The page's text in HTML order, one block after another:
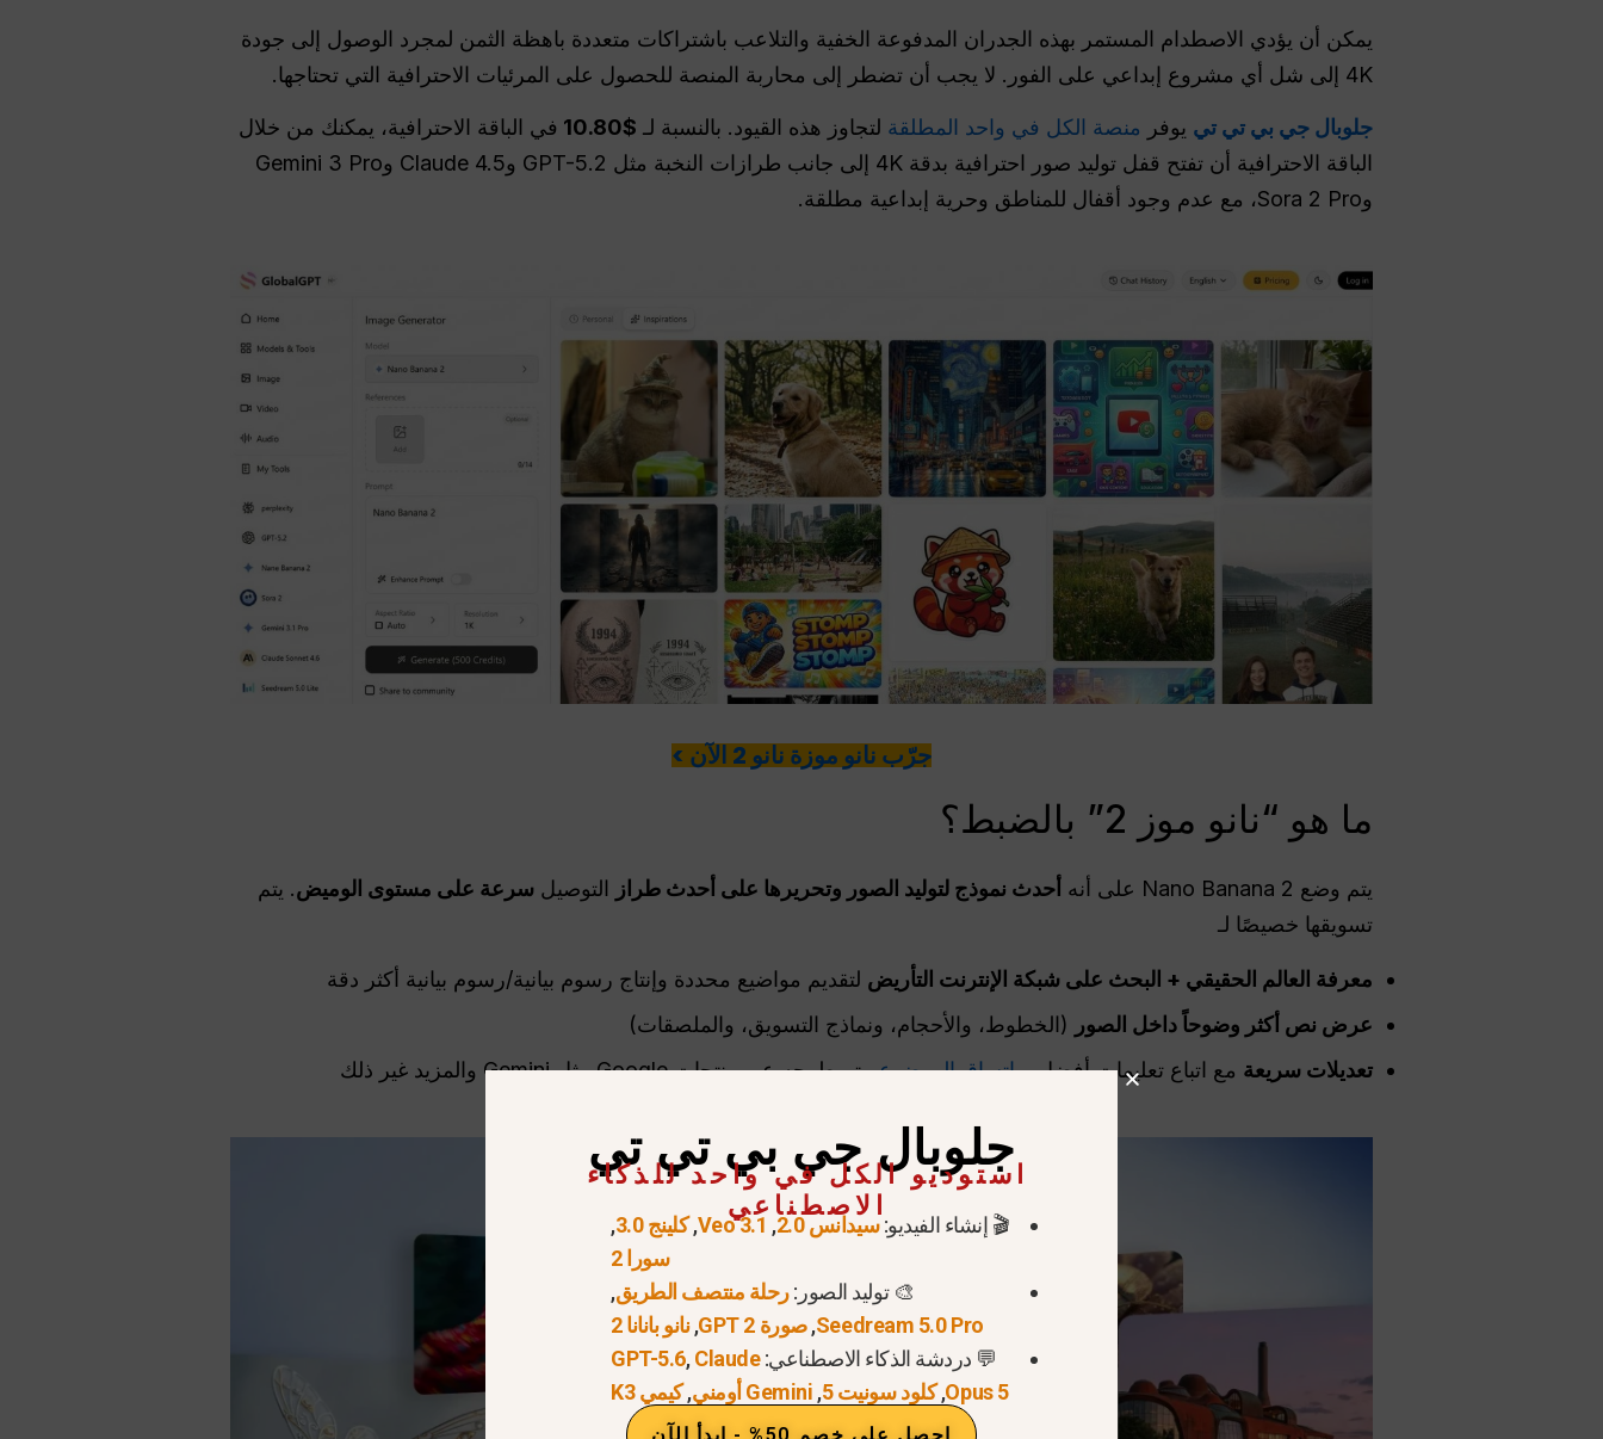
يمكن أن يؤدي الاصطدام المستمر بهذه الجدران المدفوعة الخفية والتلاعب باشتراكات متعددة باهظة الثمن لمجرد الوصول إلى جودة
4K إلى شل أي مشروع إبداعي على الفور. لا يجب أن تضطر إلى محاربة المنصة للحصول على المرئيات الاحترافية التي تحتاجها.
جلوبال جي بي تي تي يوفر منصة الكل في واحد المطلقة لتجاوز هذه القيود. بالنسبة لـ $10.80
في الباقة الاحترافية، يمكنك من خلال
الباقة الاحترافية أن تفتح قفل توليد صور احترافية بدقة 4K إلى جانب طرازات النخبة مثل GPT-5.2 وClaude 4.5 وGemini 3 Pro
وSora 2 Pro، مع عدم وجود أقفال للمناطق وحرية إبداعية مطلقة.
جرّب نانو موزة نانو 2 الآن >
ما هو “نانو موز 2” بالضبط؟
يتم وضع Nano Banana 2 على أنه أحدث نموذج لتوليد الصور وتحريرها على أحدث طراز التوصيل سرعة على مستوى الوميض. يتم
تسويقها خصيصًا لـ
معرفة العالم الحقيقي + البحث على شبكة الإنترنت التأريض لتقديم مواضيع محددة وإنتاج رسوم بيانية/رسوم بيانية أكثر دقة
عرض نص أكثر وضوحاً داخل الصور
(الخطوط، والأحجام، ونماذج التسويق، والملصقات)
تعديلات سريعة مع اتباع تعليمات أفضل واتساق الموضوع, يتم طرحه عبر منتجات Google مثل Gemini والمزيد غير ذلك
جلوبال جي بي تي تي
استوديو الكل في واحد للذكاء
الاصطناعي
🎬 إنشاء الفيديو:سيدانس 2.0 ,
Veo 3.1
,كلينج 3.0
,
سورا 2
🎨 توليد الصور:رحلة منتصف الطريق,
Seedream 5.0 Pro
,صورة GPT 2 ,نانو بانانا 2
💬 دردشة الذكاء الاصطناعي:
GPT-5.6,Claude
Opus 5
,كلود سونيت 5 , Gemini أومني ,كيمي K3
احصل على خصم 50% - ابدأ الآن